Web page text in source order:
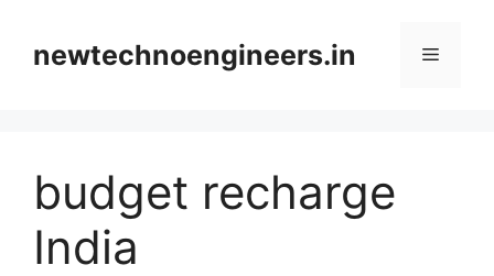
contentnewtechnoengineers.in Menu
budget recharge
India